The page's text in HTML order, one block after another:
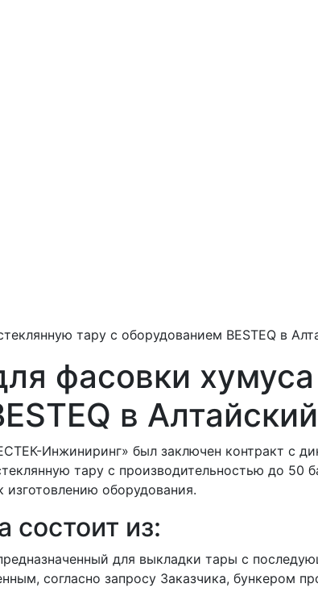
тару с оборудованием BESTEQ в
фасовки
в
Инжиниринг» был заключен контракт с
тару с производительностью до 50
изготовлению оборудования.
состоит из:
для выкладки тары с
согласно запросу Заказчика, бункером